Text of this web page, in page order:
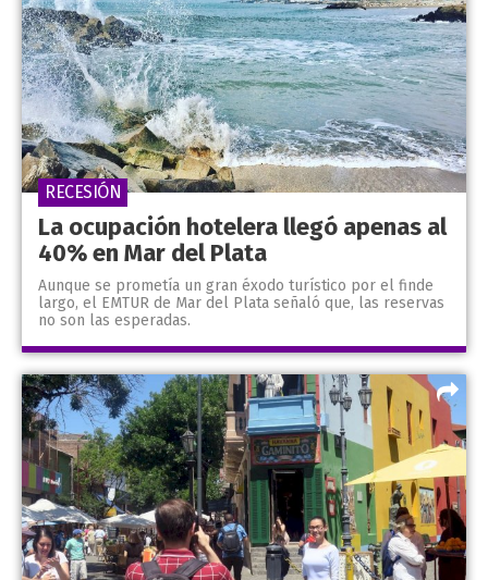
La ocupación hotelera llegó apenas al
40% en Mar del Plata
Aunque se prometía un gran éxodo turístico por el finde
largo, el EMTUR de Mar del Plata señaló que, las reservas
no son las esperadas.
RECESIÓN